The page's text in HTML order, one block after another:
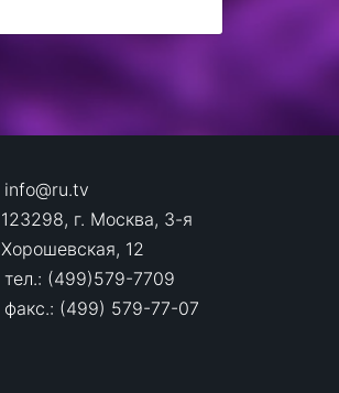
info@ru.tv
123298, г. Москва, 3-я
Хорошевская, 12
тел.: (499)579-7709
факс.: (499) 579-77-07